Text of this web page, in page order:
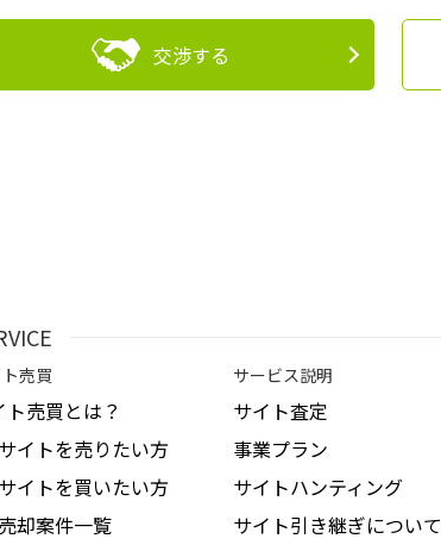
交渉する
売買
ト売買とは？
サイトを売りたい方
サイトを買いたい方
売却案件一覧
サービス説明
サイト査定
事業プラン
サイトハンティング
サイト引き継ぎについて